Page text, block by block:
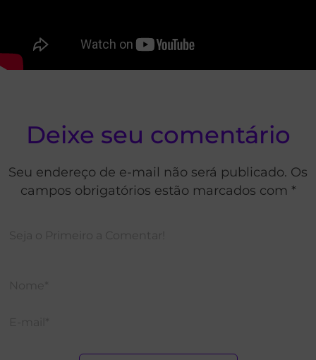
Deixe seu comentário
Seu endereço de e-mail não será publicado. Os
campos obrigatórios estão marcados com *